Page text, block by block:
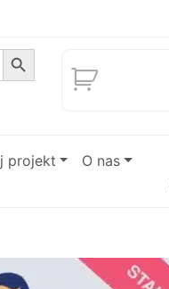
Search Button
projekt O nas